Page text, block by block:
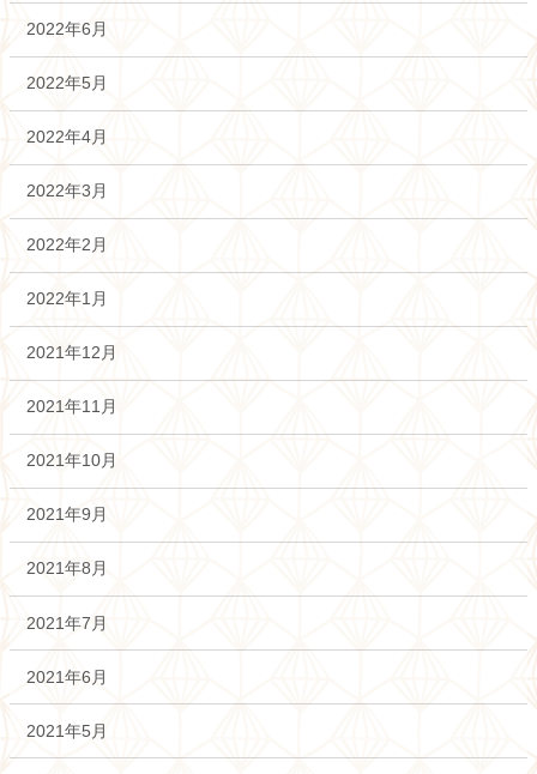
2022年6月
2022年5月
2022年4月
2022年3月
2022年2月
2022年1月
2021年12月
2021年11月
2021年10月
2021年9月
2021年8月
2021年7月
2021年6月
2021年5月